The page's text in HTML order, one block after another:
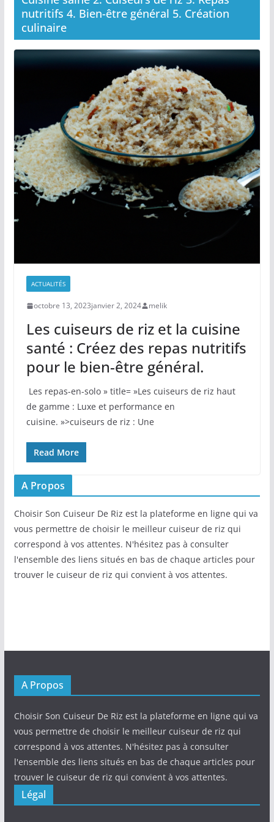
nutritifs 4. Bien-être général 5. Création
culinaire
ACTUALITÉS
octobre 13, 2023janvier 2, 2024 melik
Les cuiseurs de riz et la cuisine
santé : Créez des repas nutritifs
pour le bien-être général.
⁣ Les repas-en-solo » title= »Les cuiseurs de riz haut
de gamme : Luxe et performance en
cuisine. »>cuiseurs de riz : Une
Read More
A Propos
Choisir Son Cuiseur De Riz est la plateforme en ligne qui va
vous permettre de choisir le meilleur cuiseur de riz qui
correspond à vos attentes. N'hésitez pas à consulter
l'ensemble des liens situés en bas de chaque articles pour
trouver le cuiseur de riz qui convient à vos attentes.
A Propos
Choisir Son Cuiseur De Riz est la plateforme en ligne qui va
vous permettre de choisir le meilleur cuiseur de riz qui
correspond à vos attentes. N'hésitez pas à consulter
l'ensemble des liens situés en bas de chaque articles pour
trouver le cuiseur de riz qui convient à vos attentes.
Légal